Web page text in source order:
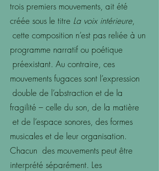
trois premiers mouvements, ait été
créée sous le titre La voix intérieure,
cette composition n’est pas reliée à un
programme narratif ou poétique
préexistant. Au contraire, ces
mouvements fugaces sont l’expression
double de l’abstraction et de la
fragilité – celle du son, de la matière
et de l’espace sonores, des formes
musicales et de leur organisation.
Chacun des mouvements peut être
interprété séparément. Les